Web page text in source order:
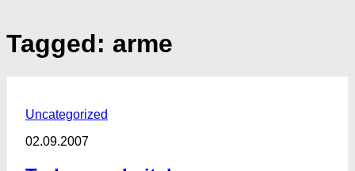
Tagged: arme
Uncategorized
02.09.2007